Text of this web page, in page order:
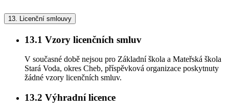
13. Licenční smlouvy
13.1 Vzory licenčních smluv
V současné době nejsou pro Základní škola a Mateřská škola
Stará Voda, okres Cheb, příspěvková organizace poskytnuty
žádné vzory licenčních smluv.
13.2 Výhradní licence